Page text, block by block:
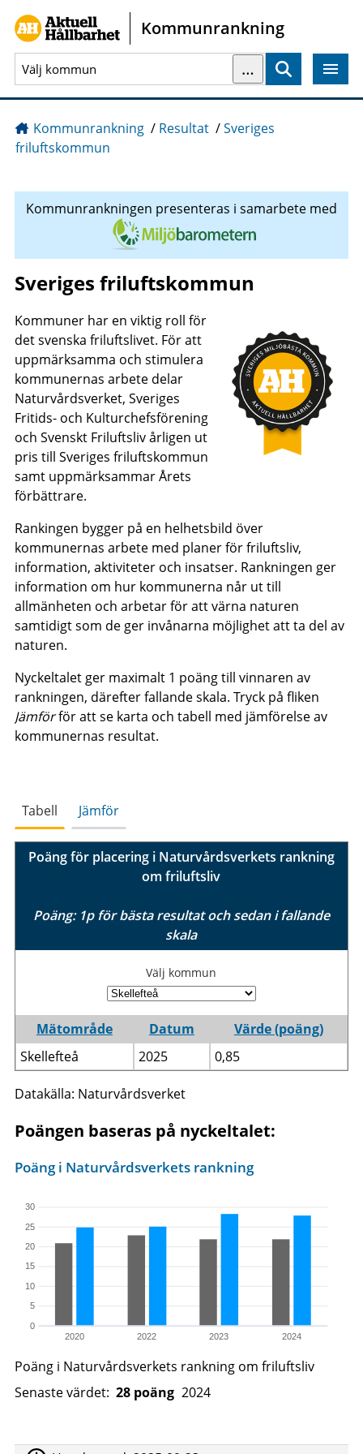
Gå direkt till sidans innehåll
Kommunrankning
…
Kommunrankning / Resultat /Sveriges
friluftskommun
Kommunrankningen presenteras i samarbete med
Sveriges friluftskommun
Kommuner har en viktig roll för
det svenska friluftslivet. För att
uppmärksamma och stimulera
kommunernas arbete delar
Naturvårdsverket, Sveriges
Fritids- och Kulturchefsförening
och Svenskt Friluftsliv årligen ut
pris till Sveriges friluftskommun
samt uppmärksammar Årets
förbättrare.
Rankingen bygger på en helhetsbild över
kommunernas arbete med planer för friluftsliv,
information, aktiviteter och insatser. Rankningen ger
information om hur kommunerna når ut till
allmänheten och arbetar för att värna naturen
samtidigt som de ger invånarna möjlighet att ta del av
naturen.
Nyckeltalet ger maximalt 1 poäng till vinnaren av
rankningen, därefter fallande skala. Tryck på fliken
Jämförför att se karta och tabell med jämförelse av
kommunernas resultat.
Tabell Jämför
Poäng för placering i Naturvårdsverkets rankning
om friluftsliv
Poäng: 1p för bästa resultat och sedan i fallande
skala
Välj kommun
Mätområde Datum
Värde (poäng)
Skellefteå
2025 0,85
Datakälla: Naturvårdsverket
Poängen baseras på nyckeltalet:
2020 2022 2023 2024
0
5
10
15
20
25
30
Poäng i Naturvårdsverkets rankning
Poäng i Naturvårdsverkets rankning om friluftsliv
Senaste värdet: 28 poäng 2024